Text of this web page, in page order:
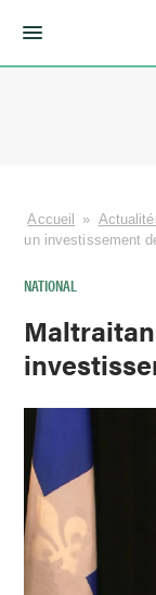
Accueil »
un investissement
NATIONAL